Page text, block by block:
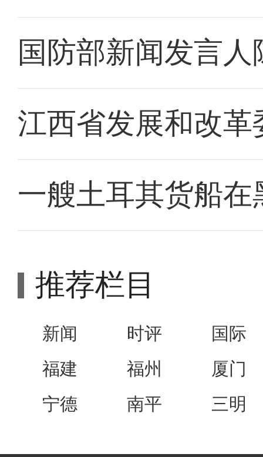
国防部新闻发言
江西省发展和改
一艘土耳其货船
推荐栏目
新闻 时评
国际
福建
福州
厦门
宁德
南平 三明